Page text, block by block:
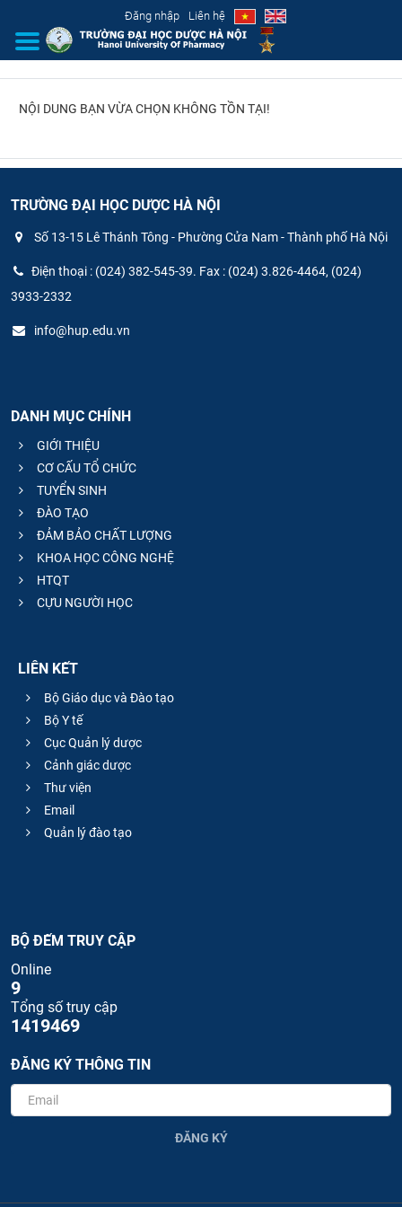
Đăng nhập Liên hệ
GIỚI THIỆU
CƠ CẤU TỔ CHỨC
TUYỂN SINH
ĐẢM BẢO CHẤT LƯỢNG
KHOA HỌC CÔNG NGHỆ
CỰU NGƯỜI HỌC
NỘI DUNG BẠN VỪA CHỌN KHÔNG TỒN TẠI!
TRƯỜNG ĐẠI HỌC DƯỢC HÀ NỘI
Số 13-15 Lê Thánh Tông - Phường Cửa Nam - Thành phố Hà Nội
Điện thoại : (024) 382-545-39. Fax : (024) 3.826-4464, (024)
3933-2332
info@hup.edu.vn
DANH MỤC CHÍNH
GIỚI THIỆU
CƠ CẤU TỔ CHỨC
TUYỂN SINH
ĐÀO TẠO
ĐẢM BẢO CHẤT LƯỢNG
KHOA HỌC CÔNG NGHỆ
HTQT
CỰU NGƯỜI HỌC
LIÊN KẾT
Bộ Giáo dục và Đào tạo
Bộ Y tế
Cục Quản lý dược
Cảnh giác dược
Thư viện
Email
Quản lý đào tạo
BỘ ĐẾM TRUY CẬP
Online
9
Tổng số truy cập
1419469
ĐĂNG KÝ THÔNG TIN
ĐĂNG KÝ